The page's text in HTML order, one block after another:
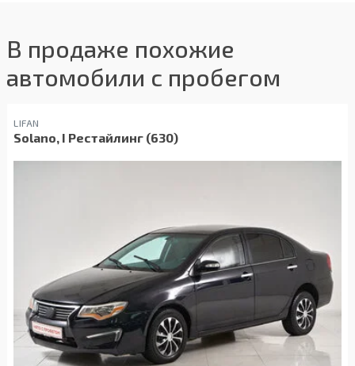
В продаже похожие
автомобили с пробегом
LIFAN
Solano, I Рестайлинг (630)